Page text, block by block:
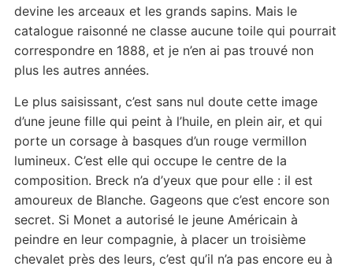
devine les arceaux et les grands sapins. Mais le
catalogue raisonné ne classe aucune toile qui pourrait
correspondre en 1888, et je n’en ai pas trouvé non
plus les autres années.
Le plus saisissant, c’est sans nul doute cette image
d’une jeune fille qui peint à l’huile, en plein air, et qui
porte un corsage à basques d’un rouge vermillon
lumineux. C’est elle qui occupe le centre de la
composition. Breck n’a d’yeux que pour elle : il est
amoureux de Blanche. Gageons que c’est encore son
secret. Si Monet a autorisé le jeune Américain à
peindre en leur compagnie, à placer un troisième
chevalet près des leurs, c’est qu’il n’a pas encore eu à